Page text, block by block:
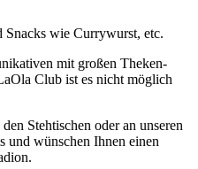
Snacks wie Currywurst, etc.
mit großen Theken-
Club ist es nicht möglich
Stehtischen oder an unseren
und wünschen Ihnen einen